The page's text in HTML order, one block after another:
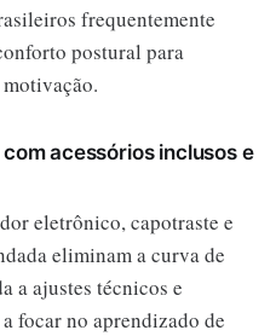
frequentemente
postural para
acessórios inclusos e
eletrônico, capotraste e
eliminam a curva de
a ajustes técnicos e
focar no aprendizado de